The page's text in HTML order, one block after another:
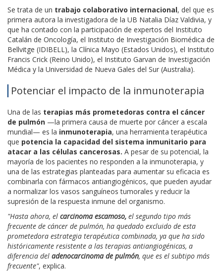
Se trata de un trabajo colaborativo internacional, del que es
primera autora la investigadora de la UB Natalia Díaz Valdivia, y
que ha contado con la participación de expertos del Instituto
Catalán de Oncología, el Instituto de Investigación Biomédica de
Bellvitge (IDIBELL), la Clínica Mayo (Estados Unidos), el Instituto
Francis Crick (Reino Unido), el Instituto Garvan de Investigación
Médica y la Universidad de Nueva Gales del Sur (Australia).
Potenciar el impacto de la inmunoterapia
Una de las terapias más prometedoras contra el cáncer
de pulmón —la primera causa de muerte por cáncer a escala
mundial— es la inmunoterapia, una herramienta terapéutica
que potencia la capacidad del sistema inmunitario para
atacar a las células cancerosas. A pesar de su potencial, la
mayoría de los pacientes no responden a la inmunoterapia, y
una de las estrategias planteadas para aumentar su eficacia es
combinarla con fármacos antiangiogénicos, que pueden ayudar
a normalizar los vasos sanguíneos tumorales y reducir la
supresión de la respuesta inmune del organismo.
"Hasta ahora, el carcinoma escamoso, el segundo tipo más
frecuente de cáncer de pulmón, ha quedado excluido de esta
prometedora estrategia terapéutica combinada, ya que ha sido
históricamente resistente a las terapias antiangiogénicas, a
diferencia del adenocarcinoma de pulmón, que es el subtipo más
frecuente", explica.